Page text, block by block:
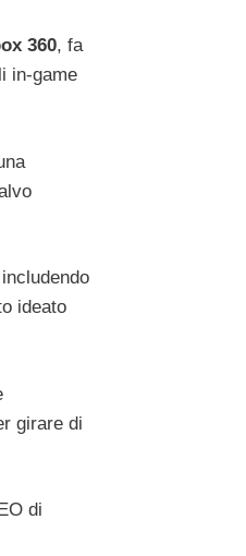
360, fa
in-game
ideato
girare di
di